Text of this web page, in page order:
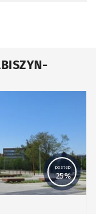
postęp
25%